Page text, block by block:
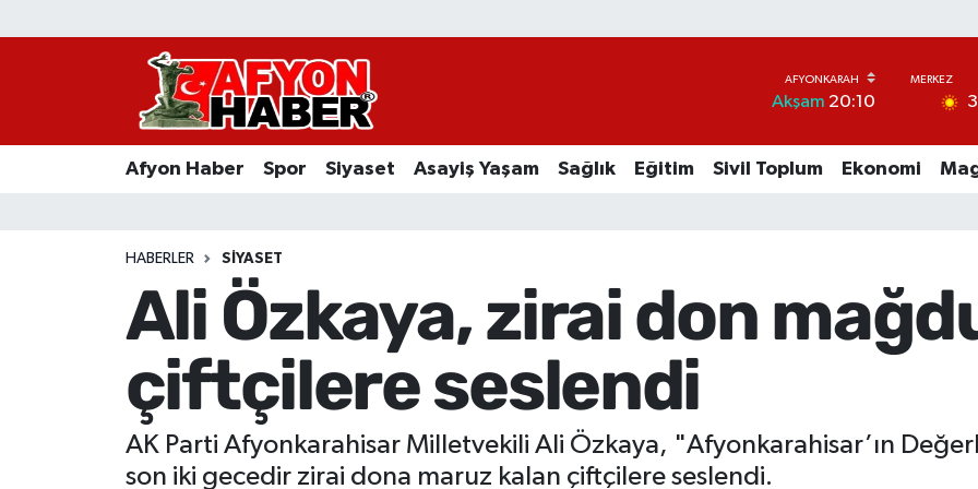
Akşam 20:10
Afyon Haber Spor Siyaset Asayiş Yaşam Sağlık Eğitim Sivil Toplum Ekonomi
HABERLER SIYASET
Ali Özkaya, zirai don
çiftçilere seslendi
AK Parti Afyonkarahisar Milletvekili Ali Özkaya, "Afyonkarahisar’ın
son iki gecedir zirai dona maruz kalan çiftçilere seslendi.
Afyon Haber
Asayiş Yaşam
Sivil Toplum
Ekonomi